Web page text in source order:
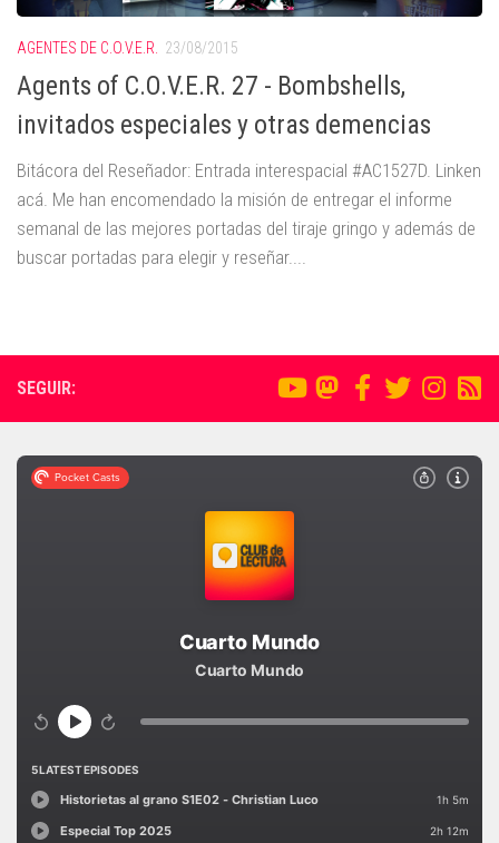
AGENTES DE C.O.V.E.R. 23/08/2015
Agents of C.O.V.E.R. 27 - Bombshells,
invitados especiales y otras demencias
Bitácora del Reseñador: Entrada interespacial #AC1527D. Linken
acá. Me han encomendado la misión de entregar el informe
semanal de las mejores portadas del tiraje gringo y además de
buscar portadas para elegir y reseñar....
SEGUIR: